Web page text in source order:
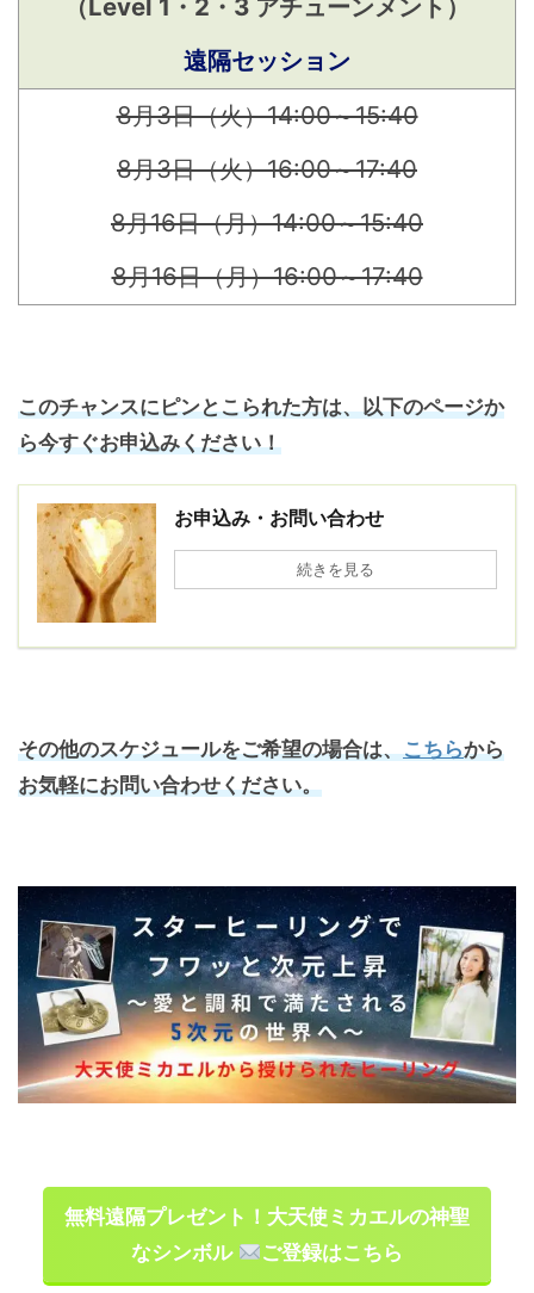
（Level 1・2・3 アチューンメント）
遠隔セッション
8月3日（火）14:00～15:40
8月3日（火）16:00～17:40
8月16日（月）14:00～15:40
8月16日（月）16:00～17:40
このチャンスにピンとこられた方は、以下のページか
ら今すぐお申込みください！
お申込み・お問い合わせ
続きを見る
その他のスケジュールをご希望の場合は、こちらから
お気軽にお問い合わせください。
無料遠隔プレゼント！大天使ミカエルの神聖
なシンボル
ご登録はこちら